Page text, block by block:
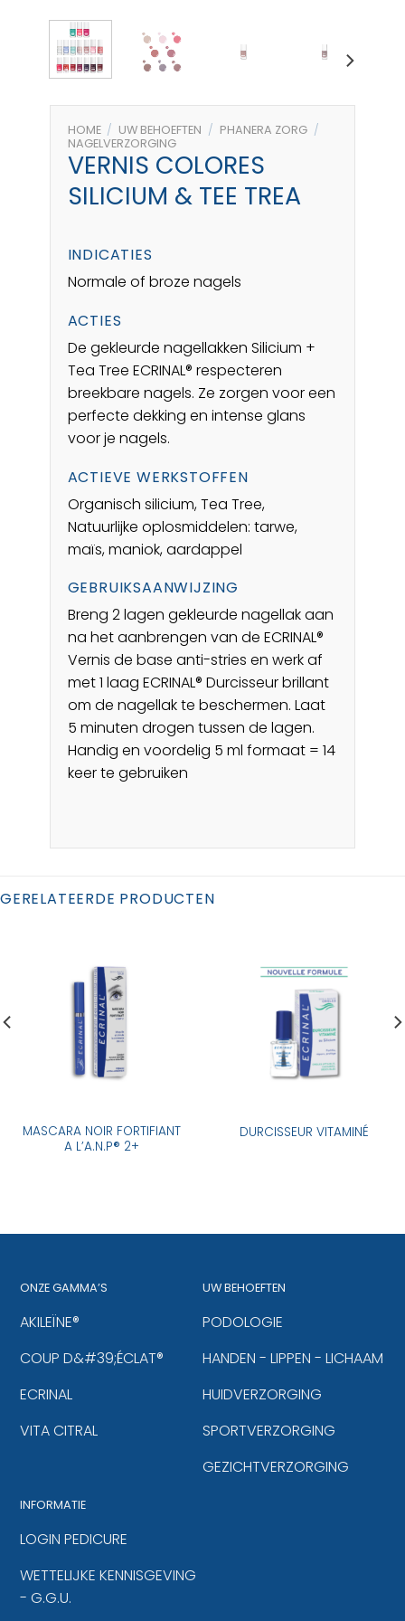
HOME / UW BEHOEFTEN / PHANERA ZORG /
NAGELVERZORGING
VERNIS COLORES
SILICIUM & TEE TREA
INDICATIES
Normale of broze nagels
ACTIES
De gekleurde nagellakken Silicium +
Tea Tree ECRINAL® respecteren
breekbare nagels. Ze zorgen voor een
perfecte dekking en intense glans
voor je nagels.
ACTIEVE WERKSTOFFEN
Organisch silicium, Tea Tree,
Natuurlijke oplosmiddelen: tarwe,
maïs, maniok, aardappel
GEBRUIKSAANWIJZING
Breng 2 lagen gekleurde nagellak aan
na het aanbrengen van de ECRINAL®
Vernis de base anti-stries en werk af
met 1 laag ECRINAL® Durcisseur brillant
om de nagellak te beschermen. Laat
5 minuten drogen tussen de lagen.
Handig en voordelig 5 ml formaat = 14
keer te gebruiken
GERELATEERDE PRODUCTEN
MASCARA NOIR FORTIFIANT
A L’A.N.P® 2+
DURCISSEUR VITAMINÉ
ONZE GAMMA’S
AKILEÏNE®
COUP D&#39;ÉCLAT®
ECRINAL
VITA CITRAL
UW BEHOEFTEN
PODOLOGIE
HANDEN - LIPPEN - LICHAAM
HUIDVERZORGING
SPORTVERZORGING
GEZICHTVERZORGING
INFORMATIE
LOGIN PEDICURE
WETTELIJKE KENNISGEVING
- G.G.U.